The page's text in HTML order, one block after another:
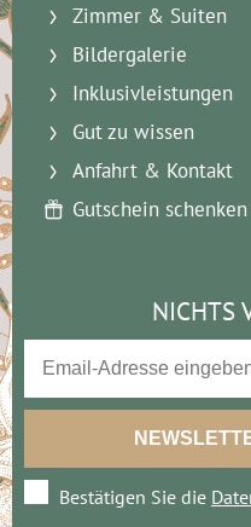
Zimmer & Suiten
Bildergalerie
Inklusivleistungen
Gut zu wissen
Anfahrt & Kontakt
Gutschein schenken
NICHTS
Bestätigen Sie die